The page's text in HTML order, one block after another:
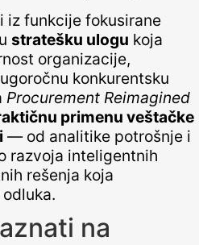
iz funkcije fokusirane
stratešku ulogu koja
organizacije,
konkurentsku
Procurement Reimagined
primenu veštačke
— od analitike potrošnje i
razvoja inteligentnih
rešenja koja
na